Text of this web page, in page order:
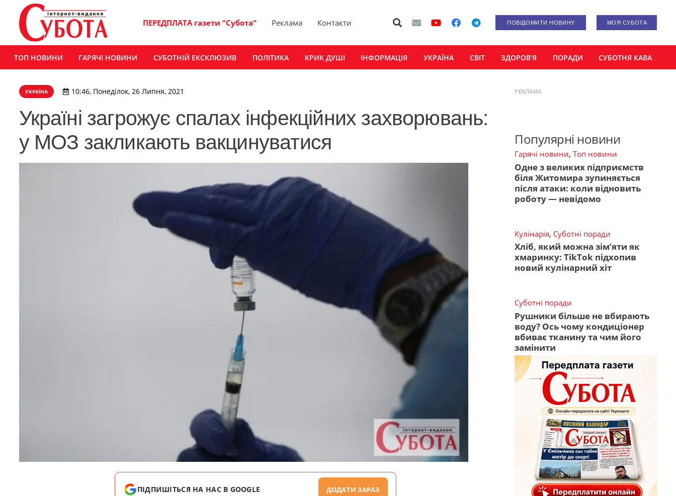
ПЕРЕДПЛАТА газети “Субота” Реклама Контакти ПОВІДОМИТИ НОВИНУ МОЯ СУБОТА
ТОП НОВИНИ ГАРЯЧІ НОВИНИ СУБОТНІЙ ЕКСКЛЮЗИВ ПОЛІТИКА КРИК ДУШІ ІНФОРМАЦІЯ УКРАЇНА СВІТ ЗДОРОВ’Я ПОРАДИ СУБОТНЯ КАВА
УКРАЇНА 10:46, Понеділок, 26 Липня, 2021
Україні загрожує спалах інфекційних захворювань:
у МОЗ закликають вакцинуватися
ПІДПИШІТЬСЯ НА НАС В GOOGLE ДОДАТИ ЗАРАЗ
РЕКЛАМА
Популярні новини
Гарячі новини, Топ новини
Одне з великих підприємств
біля Житомира зупиняється
після атаки: коли відновить
роботу — невідомо
Кулінарія, Суботні поради
Хліб, який можна зім’яти як
хмаринку: TikTok підхопив
новий кулінарний хіт
Суботні поради
Рушники більше не вбирають
воду? Ось чому кондиціонер
вбиває тканину та чим його
замінити